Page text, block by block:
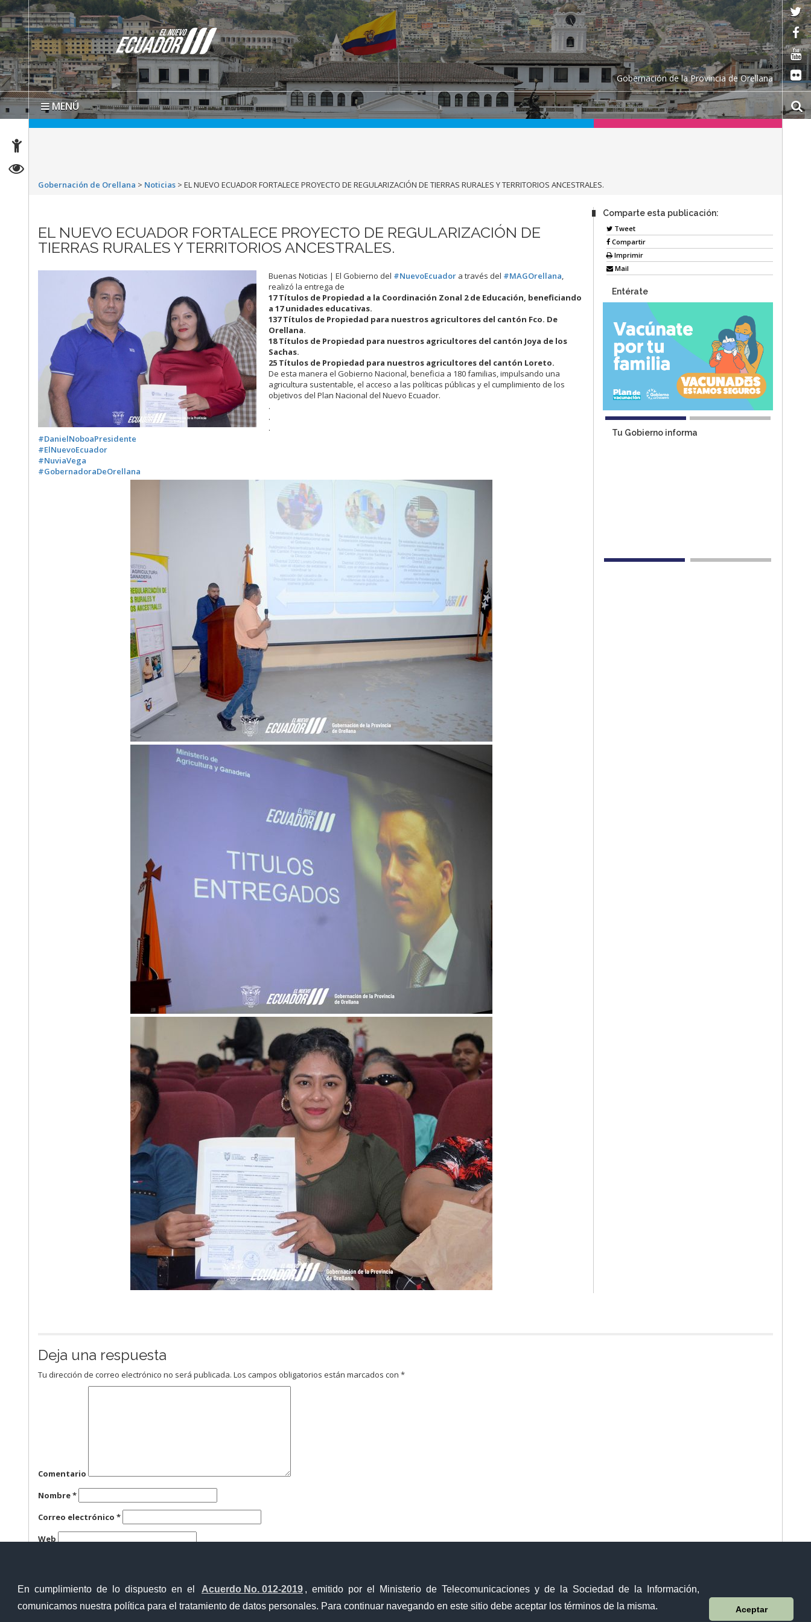
En cumplimiento de lo dispuesto en el Acuerdo No. 012-2019 , emitido por el Ministerio de Telecomunicaciones y de la Sociedad de la Información,
comunicamos nuestra política para el tratamiento de datos personales. Para continuar navegando en este sitio debe aceptar los términos de la misma.
Aceptar
Gobernación de la Provincia de Orellana
MENÚ
Gobernación de Orellana > Noticias >EL NUEVO ECUADOR FORTALECE PROYECTO DE REGULARIZACIÓN DE TIERRAS RURALES Y TERRITORIOS ANCESTRALES.
EL NUEVO ECUADOR FORTALECE PROYECTO DE REGULARIZACIÓN DE
TIERRAS RURALES Y TERRITORIOS ANCESTRALES.
Buenas Noticias | El Gobierno del #NuevoEcuador a través del #MAGOrellana,
realizó la entrega de
17 Títulos de Propiedad a la Coordinación Zonal 2 de Educación, beneficiando
a 17 unidades educativas.
137 Títulos de Propiedad para nuestros agricultores del cantón Fco. De
Orellana.
18 Títulos de Propiedad para nuestros agricultores del cantón Joya de los
Sachas.
25 Títulos de Propiedad para nuestros agricultores del cantón Loreto.
De esta manera el Gobierno Nacional, beneficia a 180 familias, impulsando una
agricultura sustentable, el acceso a las políticas públicas y el cumplimiento de los
objetivos del Plan Nacional del Nuevo Ecuador.
.
.
.
#DanielNoboaPresidente
#ElNuevoEcuador
#NuviaVega
#GobernadoraDeOrellana
Comparte esta publicación:
Tweet
Compartir
Imprimir
Mail
Entérate
Tu Gobierno informa
Deja una respuesta
Tu dirección de correo electrónico no será publicada. Los campos obligatorios están marcados con*
Comentario
Nombre*
Correo electrónico*
Web
Sistema Nacional de Información (SNI)